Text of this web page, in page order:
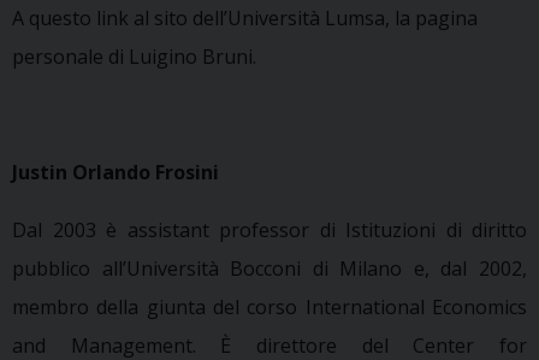
A questo link al sito dell’Università Lumsa, la pagina
personale di Luigino Bruni.
Justin Orlando Frosini
Dal 2003 è assistant professor di Istituzioni di diritto
pubblico all’Università Bocconi di Milano e, dal 2002,
membro della giunta del corso International Economics
and Management. È direttore del Center for